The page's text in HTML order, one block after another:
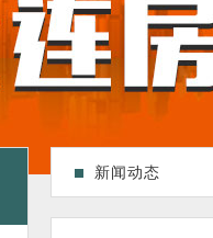
新闻动态